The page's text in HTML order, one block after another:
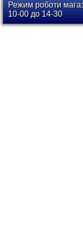
Режим роботи
10-00 до 14-30